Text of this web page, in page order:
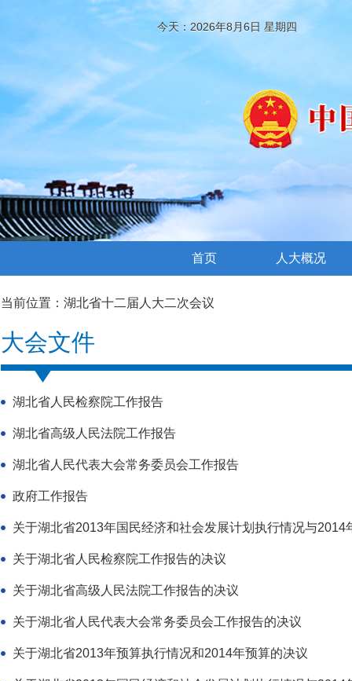
今天：2026年8月6日 星期四
首页 人大概况
当前位置： 湖北省十二届人大二次会议
大会文件
湖北省人民检察院工作报告
湖北省高级人民法院工作报告
湖北省人民代表大会常务委员会工作报告
政府工作报告
关于湖北省2013年国民经济和社会发展计划执行情况与2014
关于湖北省人民检察院工作报告的决议
关于湖北省高级人民法院工作报告的决议
关于湖北省人民代表大会常务委员会工作报告的决议
关于湖北省2013年预算执行情况和2014年预算的决议